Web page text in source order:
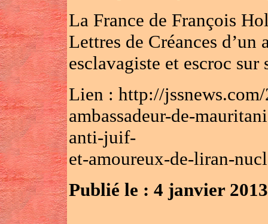
La France de François
Lettres de Créances d’un
esclavagiste et escroc sur
Lien : http://
ambassadeur-de-
anti-juif-
et-amoureux-de-liran-
Publié le : 4 janvier 2013